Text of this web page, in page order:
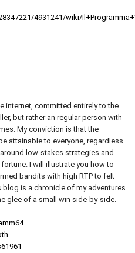
4931241/wiki/
internet, committed entirely to the
but rather an regular person with
My conviction is that the
attainable to everyone, regardless
low-stakes strategies and
I will illustrate you how to
bandits with high RTP to felt
is a chronicle of my adventures
glee of a small win side-by-side.